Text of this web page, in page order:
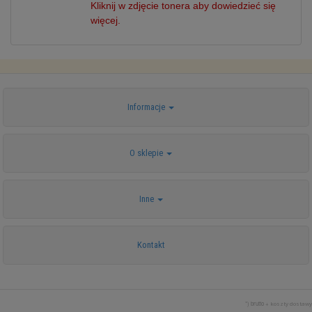
Kliknij w zdjęcie tonera aby dowiedzieć się
więcej.
Informacje
O sklepie
Inne
Kontakt
*) brutto + koszty dostawy